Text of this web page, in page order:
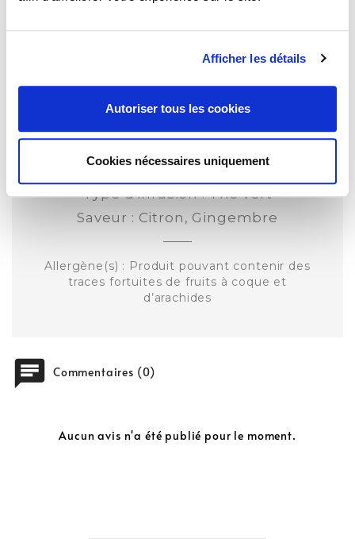
Afficher les détails
Autoriser tous les cookies
Cookies nécessaires uniquement
Description
Note dominante : Agrumes
Type d'infusion : Thé vert
Saveur : Citron, Gingembre
Allergène(s) : Produit pouvant contenir des
traces fortuites de fruits à coque et
d’arachides
chat Commentaires (0)
Aucun avis n'a été publié pour le moment.